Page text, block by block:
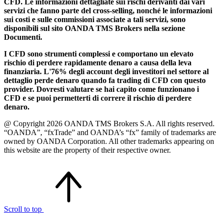
servizi che fanno parte del cross-selling, nonché le informazioni
sui costi e sulle commissioni associate a tali servizi, sono
disponibili sul sito OANDA TMS Brokers nella sezione
Documenti.
I CFD sono strumenti complessi e comportano un elevato
rischio di perdere rapidamente denaro a causa della leva
finanziaria. L'76% degli account degli investitori nel settore al
dettaglio perde denaro quando fa trading di CFD con questo
provider. Dovresti valutare se hai capito come funzionano i
CFD e se puoi permetterti di correre il rischio di perdere
denaro.
@ Copyright 2026 OANDA TMS Brokers S.A. All rights reserved.
“OANDA”, “fxTrade” and OANDA’s “fx” family of trademarks are
owned by OANDA Corporation. All other trademarks appearing on
this website are the property of their respective owner.
Scroll to top